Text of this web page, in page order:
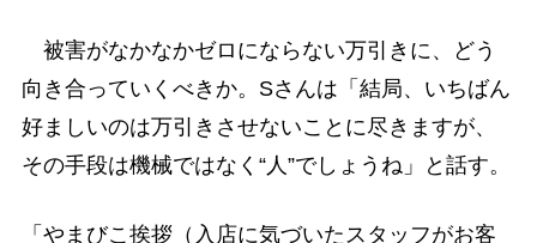
被害がなかなかゼロにならない万引きに、どう
向き合っていくべきか。Sさんは「結局、いちばん
好ましいのは万引きさせないことに尽きますが、
その手段は機械ではなく“人”でしょうね」と話す。
「やまびこ挨拶（入店に気づいたスタッフがお客